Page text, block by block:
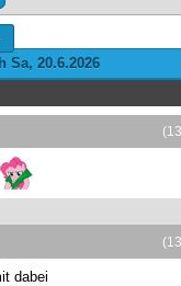
Sa, 20.6.2026
dabei